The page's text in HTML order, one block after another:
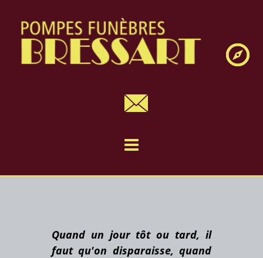
Quand un jour tôt ou tard, il
faut qu'on disparaisse, quand